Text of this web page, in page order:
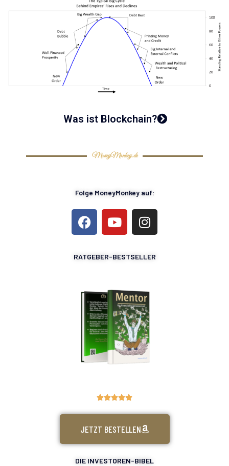
Was ist Blockchain?
MoneyMonkey.de
Folge MoneyMonkey auf:
RATGEBER-BESTSELLER

JETZT BESTELLEN
DIE INVESTOREN-BIBEL